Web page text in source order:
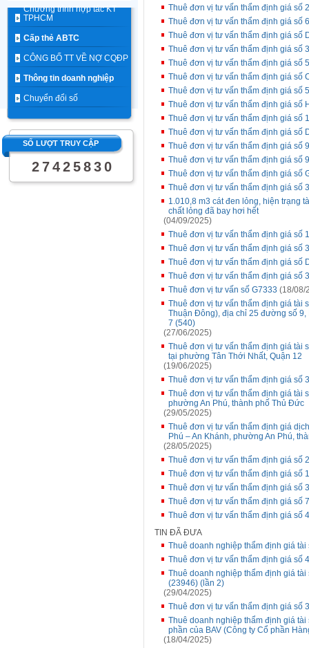
Chương trình hợp tác KT
TPHCM
Cấp thẻ ABTC
CÔNG BỐ TT VỀ NỢ CQĐP
Thông tin doanh nghiệp
Chuyển đổi số
SỐ LƯỢT TRUY CẬP
2 7 4 2 5 8 3 0
Thuê đơn vị tư vấn thẩm định giá số
Thuê đơn vị tư vấn thẩm định giá số
Thuê đơn vị tư vấn thẩm định giá số
Thuê đơn vị tư vấn thẩm định giá số
Thuê đơn vị tư vấn thẩm định giá số
Thuê đơn vị tư vấn thẩm định giá số
Thuê đơn vị tư vấn thẩm định giá số
Thuê đơn vị tư vấn thẩm định giá số
Thuê đơn vị tư vấn thẩm định giá số
Thuê đơn vị tư vấn thẩm định giá số
Thuê đơn vị tư vấn thẩm định giá số
Thuê đơn vị tư vấn thẩm định giá số
Thuê đơn vị tư vấn thẩm định giá số
Thuê đơn vị tư vấn thẩm định giá số
1.010,8 m3 cát đen lỏng, hiện trạng
chất lỏng đã bay hơi hết
(04/09/2025)
Thuê đơn vị tư vấn thẩm định giá số
Thuê đơn vị tư vấn thẩm định giá số
Thuê đơn vị tư vấn thẩm định giá số
Thuê đơn vị tư vấn thẩm định giá số
Thuê đơn vị tư vấn số G7333 (18/08/
Thuê đơn vị tư vấn thẩm định giá tài
Thuận Đông), địa chỉ 25 đường số
7 (540)
(27/06/2025)
Thuê đơn vị tư vấn thẩm định giá tài
tại phường Tân Thới Nhất, Quận 12
(19/06/2025)
Thuê đơn vị tư vấn thẩm định giá số
Thuê đơn vị tư vấn thẩm định giá tài
phường An Phú, thành phố Thủ Đức
(29/05/2025)
Thuê đơn vị tư vấn thẩm định giá
Phú – An Khánh, phường An Phú,
(28/05/2025)
Thuê đơn vị tư vấn thẩm định giá số
Thuê đơn vị tư vấn thẩm định giá số
Thuê đơn vị tư vấn thẩm định giá số
Thuê đơn vị tư vấn thẩm định giá số
Thuê đơn vị tư vấn thẩm định giá số
TIN ĐÃ ĐƯA
Thuê doanh nghiệp thẩm định giá
Thuê đơn vị tư vấn thẩm định giá số
Thuê doanh nghiệp thẩm định giá
(23946) (lần 2)
(29/04/2025)
Thuê đơn vị tư vấn thẩm định giá số
Thuê doanh nghiệp thẩm định giá
phần của BAV (Công ty Cổ phần
(18/04/2025)